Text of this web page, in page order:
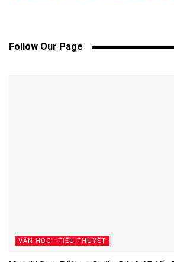
Follow Our Page
VĂN HỌC - TIỂU THUYẾT